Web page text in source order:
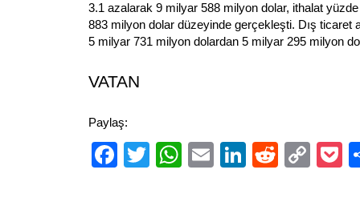
3.1 azalarak 9 milyar 588 milyon dolar, ithalat
883 milyon dolar düzeyinde gerçekleşti. Dış ticaret
5 milyar 731 milyon dolardan 5 milyar 295 milyon
VATAN
Paylaş:
Facebook
TwitterWhatsApp
EmailLinkedIn
Reddit